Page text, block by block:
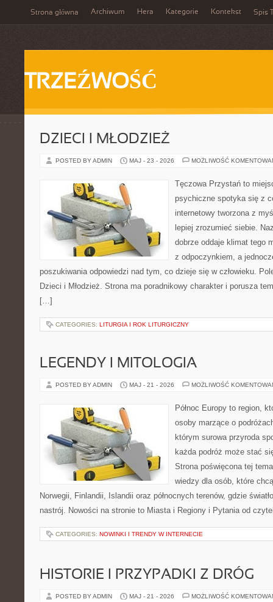
Strona główna Archiwum Hera Kategorie Kontekst Spis
TRZEŹWOŚĆ
DZIECI I MŁODZIEŻ
POSTED BY ADMIN MAJ - 23 - 2026 MOŻLIWOŚĆ
Tęczowa Przystań to
psychiczne spotyka się z
internetowy tworzona z
lepiej zrozumieć siebie.
dobrze oddaje klimat tego
z odpoczynkiem, a
poszukiwania odpowiedzi nad tym, co dzieje się w człowieku.
Dzieci i Młodzież. Strona ma poradnikowy charakter i porusza
[…]
CATEGORIES: LITURGIA I ROK LITURGICZNY
LEGENDY I MITOLOGIA
POSTED BY ADMIN MAJ - 21 - 2026 MOŻLIWOŚĆ
Północ Europy to region,
osoby marzące o
którym surowa przyroda
każda podróż może stać
Strona poświęcona tej
wiedzy dla osób, które
Norwegii, Finlandii, Islandii oraz północnych terenów, gdzie
nastrój. Nowości na stronie to Miasta i Regiony i Pytania od
CATEGORIES: NOWINKI I TRENDY W INTERNECIE
HISTORIE I PRZYPADKI Z DRÓG
POSTED BY ADMIN MAJ - 21 - 2026 MOŻLIWOŚĆ